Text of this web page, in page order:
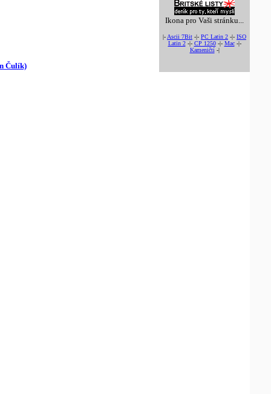
Ikona pro Vaši stránku...
|- Ascii 7Bit -|- PC Latin 2 -|- ISO
Latin 2-|- CP 1250-|- Mac-|-
Kameničtí-|
Čulík)